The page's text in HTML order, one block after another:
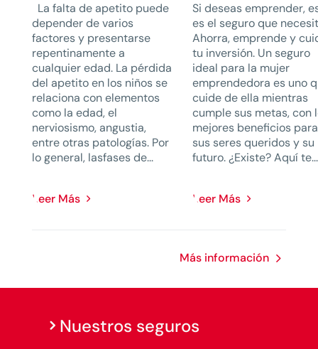
La falta de apetito puede
depender de varios
factores y presentarse
repentinamente a
cualquier edad. La pérdida
del apetito en los niños se
relaciona con elementos
como la edad, el
nerviosismo, angustia,
entre otras patologías. Por
lo general, lasfases de...
Leer Más
Si deseas emprender,
es el seguro que
Ahorra, emprende y
tu inversión. Un seguro
ideal para la mujer
emprendedora es uno
cuide de ella mientras
cumple sus metas, con
mejores beneficios para
sus seres queridos y su
futuro. ¿Existe? Aquí te...
Leer Más
Más información
Nuestros seguros